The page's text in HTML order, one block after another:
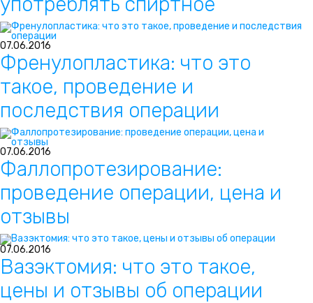
07.06.2016
Френулопластика: что это
такое, проведение и
последствия операции
07.06.2016
Фаллопротезирование:
проведение операции, цена и
отзывы
07.06.2016
Вазэктомия: что это такое,
цены и отзывы об операции